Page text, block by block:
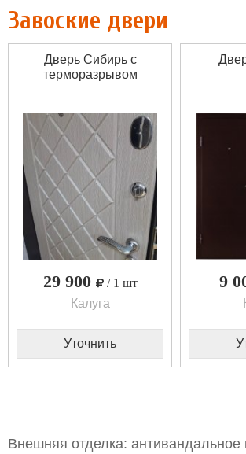
Завоские двери
Дверь Сибирь с
терморазрывом
29 900
/ 1 шт
Калуга
Уточнить
9
Внешняя отделка: